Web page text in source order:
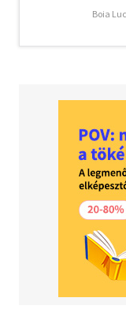
Boia